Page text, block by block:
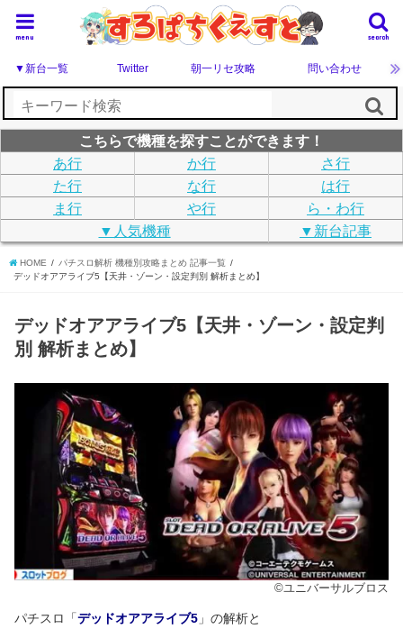
search
menu
▼新台一覧 Twitter 朝一リセ攻略 問い合わせ
こちらで機種を探すことができます！
あ行
か行
さ行
た行
な行
は行
ま行
や行
ら・わ行
▼人気機種
▼新台記事
HOME
パチスロ解析 機種別攻略まとめ 記事一覧
デッドオアアライブ5【天井・ゾーン・設定判別 解析まとめ】
デッドオアアライブ5【天井・ゾーン・設定判
別 解析まとめ】
©ユニバーサルブロス
パチスロ「デッドオアアライブ5 」の解析と